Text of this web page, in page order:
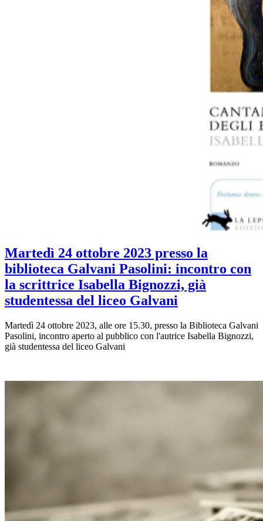
Martedì 24 ottobre 2023 presso la
biblioteca Galvani Pasolini: incontro con
la scrittrice Isabella Bignozzi, già
studentessa del liceo Galvani
Martedì 24 ottobre 2023, alle ore 15.30, presso la Biblioteca Galvani
Pasolini, incontro aperto al pubblico con l'autrice Isabella Bignozzi,
già studentessa del liceo Galvani